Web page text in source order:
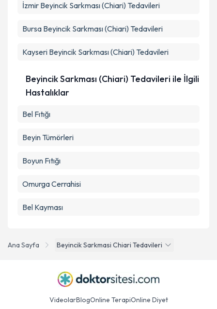
Ana Sayfa Beyincik Sarkmasi Chiari Tedavileri
İzmir Beyincik Sarkması (Chiari) Tedavileri
Bursa Beyincik Sarkması (Chiari) Tedavileri
Kayseri Beyincik Sarkması (Chiari) Tedavileri
Beyincik Sarkması (Chiari) Tedavileri ile İlgili
Hastalıklar
Bel Fıtığı
Beyin Tümörleri
Boyun Fıtığı
Omurga Cerrahisi
Bel Kayması
VideolarBlogOnline TerapiOnline Diyet